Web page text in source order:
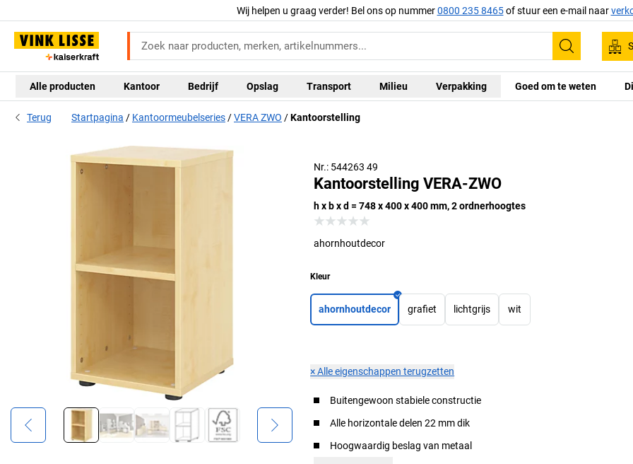
Wij helpen u graag verder! Bel ons op nummer0800 235 8465of stuur een e-mail naar
Zoeken
Alle producten Kantoor Bedrijf Opslag Transport Milieu Verpakking Goed om te weten
Terug Startpagina Kantoormeubelseries VERA ZWO Kantoorstelling
Nr.: 544263 49
Kantoorstelling VERA-ZWO
h x b x d = 748 x 400 x 400 mm, 2 ordnerhoogtes
ahornhoutdecor
Kleur
ahornhoutdecor grafiet lichtgrijs wit
×Alle eigenschappen terugzetten
Buitengewoon stabiele constructie
Alle horizontale delen 22 mm dik
Hoogwaardig beslag van metaal